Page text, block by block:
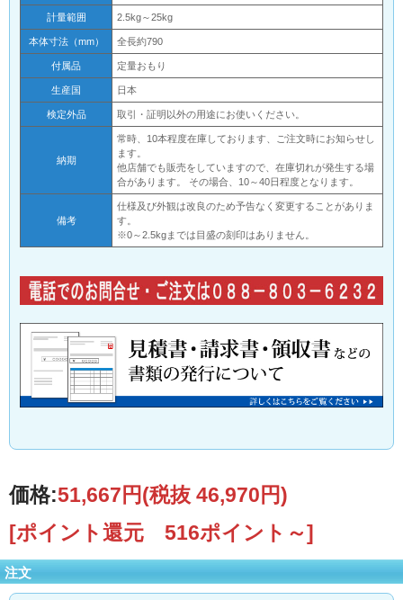
計量範囲 2.5kg～25kg
本体寸法（mm） 全長約790
付属品 定量おもり
生産国 日本
検定外品 取引・証明以外の用途にお使いください。
納期
常時、10本程度在庫しております、ご注文時にお知らせし
ます。
他店舗でも販売をしていますので、在庫切れが発生する場
合があります。 その場合、10～40日程度となります。
備考
仕様及び外観は改良のため予告なく変更することがありま
す。
※0～2.5kgまでは目盛の刻印はありません。
価格:51,667円(税抜 46,970円)
[ポイント還元 516ポイント～]
注文